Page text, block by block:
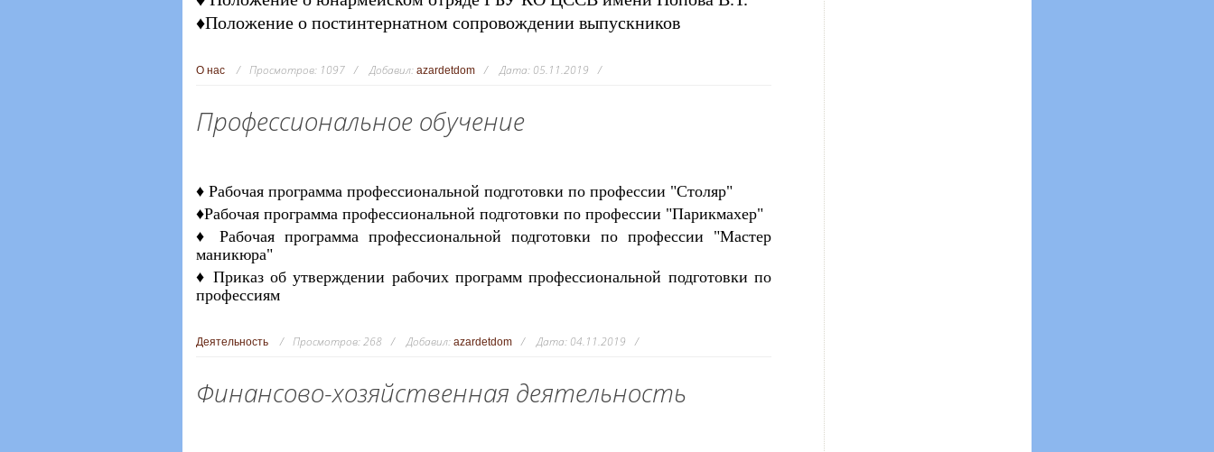
♦Положение о постинтернатном сопровождении выпускников
О нас Просмотров: 1097 Добавил: azardetdom Дата: 05.11.2019
Профессиональное обучение
♦ Рабочая программа профессиональной подготовки по профессии "Столяр"
♦Рабочая программа профессиональной подготовки по профессии "Парикмахер"
♦ Рабочая программа профессиональной подготовки по профессии "Мастер
маникюра"
♦ Приказ об утверждении рабочих программ профессиональной подготовки по
профессиям
Деятельность Просмотров:268 Добавил: azardetdom Дата: 04.11.2019
Финансово-хозяйственная деятельность